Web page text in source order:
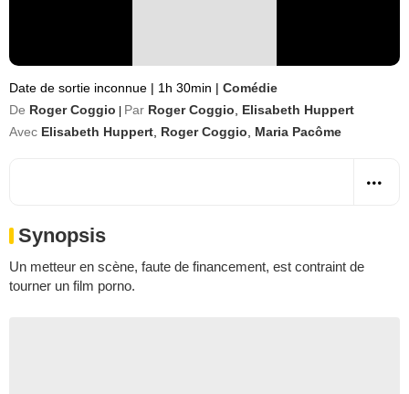
Date de sortie inconnue | 1h 30min | Comédie
De Roger Coggio Par Roger Coggio
Elisabeth Huppert
Avec Elisabeth Huppert Roger Coggio Maria Pacôme
Synopsis
Un metteur en scène, faute de financement, est contraint de
tourner un film porno.